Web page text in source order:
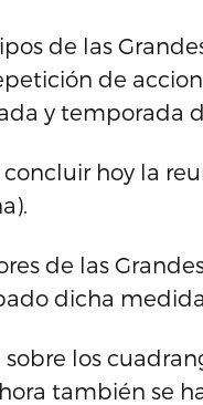
de las
de
y temporada
hoy la
de las
dicha
los
también se